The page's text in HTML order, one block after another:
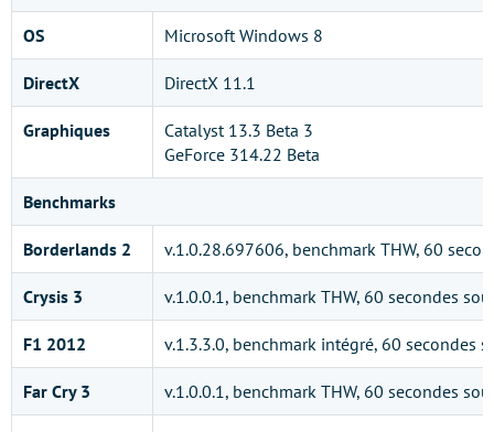
OS Microsoft Windows 8
DirectX DirectX 11.1
Graphiques
Catalyst 13.3 Beta 3
GeForce 314.22 Beta
Benchmarks
Borderlands 2 v.1.0.28.697606, benchmark THW, 60
Crysis 3 v.1.0.0.1, benchmark THW, 60 secondes
F1 2012 v.1.3.3.0, benchmark intégré, 60 secondes
Far Cry 3 v.1.0.0.1, benchmark THW, 60 secondes